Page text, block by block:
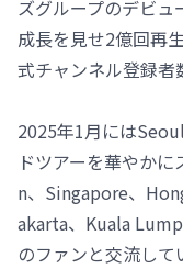
ズグループのデビ
成長を見せ2億回再
式チャンネル登録者
2025年1月には
ドツアーを華やか
n、Singapore、
akarta、Kuala
のファンと交流して